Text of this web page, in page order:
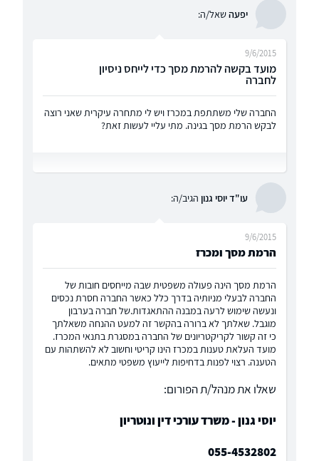
יפעהשאל/ה:
מועד בקשה להרמת מסך כדי לייחס ניסיון
לחברה
9/6/2015
החברה שלי משתתפת במכרז ויש לי מתחרה עיקרית שאני רוצה
לבקש הרמת מסך בגינה. מתי עליי לעשות זאת?
עו"ד יוסי גנון הגיב/ה:
הרמת מסך ומכרז
9/6/2015
הרמת מסך הינה פעולה משפטית שבה מייחסים חובות של
החברה לבעלי מניותיה בדרך כלל כאשר החברה חסרת נכסים
ונעשה שימוש לרעה במבנה ההתאגדות.של חברה בערבון
מוגבל. שאלתך לא ברורה בהקשר זה למעט ההנחה משאלתך
כי זה קשור לקריקטריונים של החברה במסגרת בתנאי המכרז.
מועד העלאת טענות במכרז הינו קריטי וחשוב לא להשתהות עם
הטענה. רצוי לפנות בדחיפות לייעוץ משפטי מתאים.
שאלו את מנהל/ת הפורום:
יוסי גנון - משרד עורכי דין ונוטריון
055-4532802